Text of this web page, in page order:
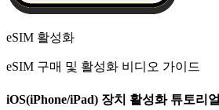
eSIM 활성화
eSIM 구매 및 활성화 비디오 가이드
iOS(iPhone/iPad) 장치 활성화 튜토리얼